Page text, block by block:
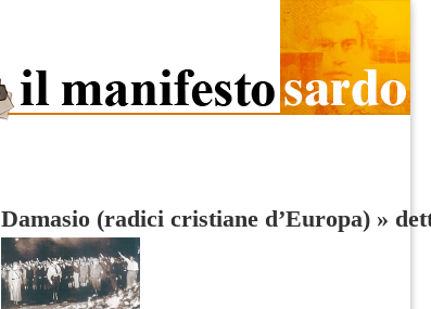
Damasio (radici cristiane d’Europa) »